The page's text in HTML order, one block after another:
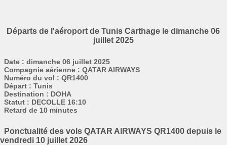
Départs de l'aéroport de Tunis Carthage le dimanche 06
juillet 2025
Date : dimanche 06 juillet 2025
Compagnie aérienne : QATAR AIRWAYS
Numéro du vol : QR1400
Départ : Tunis
Destination : DOHA
Statut : DECOLLE 16:10
Retard de 10 minutes
Ponctualité des vols QATAR AIRWAYS QR1400 depuis le
vendredi 10 juillet 2026